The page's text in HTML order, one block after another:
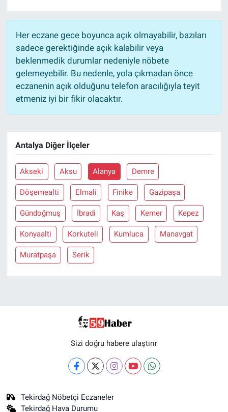
Her eczane gece boyunca açık olmayabilir, bazıları
sadece gerektiğinde açık kalabilir veya
beklenmedik durumlar nedeniyle nöbete
gelemeyebilir. Bu nedenle, yola çıkmadan önce
eczanenin açık olduğunu telefon aracılığıyla teyit
etmeniz iyi bir fikir olacaktır.
Antalya Diğer İlçeler
Akseki Aksu Alanya Demre
Döşemealti Elmali Finike Gazipaşa
Gündoğmuş İbradi Kaş Kemer Kepez
Konyaalti Korkuteli Kumluca Manavgat
Muratpaşa Serik
Sizi doğru habere ulaştırır
Tekirdağ Nöbetçi Eczaneler
Tekirdağ Hava Durumu